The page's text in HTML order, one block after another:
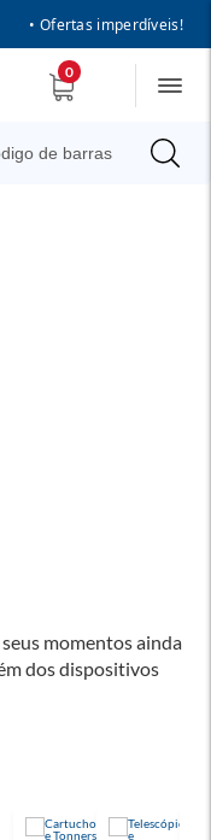
• Ofertas imperdíveis!
0
momentos ainda
dos dispositivos
de acessórios
e a praticidade dos
alguns dos itens
de produtos e se